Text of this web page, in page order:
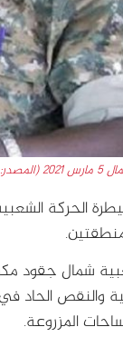
الحركة
شمال جقود
والنقص الحاد
المزروعة.